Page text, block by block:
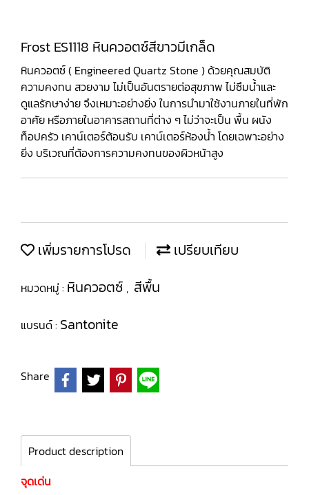
Frost ES1118 หินควอตซ์สีขาวมีเกล็ด
หินควอตซ์ ( Engineered Quartz Stone ) ด้วยคุณสมบัติ
ความคงทน สวยงาม ไม่เป็นอันตรายต่อสุขภาพ ไม่ซึมน้ำและ
ดูแลรักษาง่าย จึงเหมาะอย่างยิ่ง ในการนำมาใช้งานภายในที่พัก
อาศัย หรือภายในอาคารสถานที่ต่าง ๆ ไม่ว่าจะเป็น พื้น ผนัง
ท็อปครัว เคาน์เตอร์ต้อนรับ เคาน์เตอร์ห้องน้ำ โดยเฉพาะอย่าง
ยิ่ง บริเวณที่ต้องการความคงทนของผิวหน้าสูง
เพิ่มรายการโปรด เปรียบเทียบ
หมวดหมู่ : หินควอตซ์ , สีพื้น
แบรนด์ : Santonite
Share
Product description
จุดเด่น